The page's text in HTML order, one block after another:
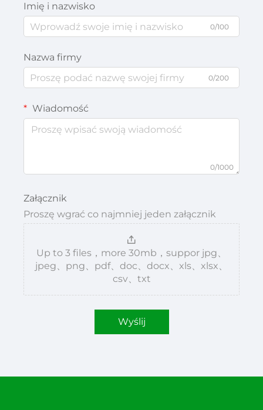
Imię i nazwisko
0/100
Nazwa firmy
0/200
Wiadomość
0/1000
Załącznik
Proszę wgrać co najmniej jeden załącznik
Up to 3 files，more 30mb，suppor jpg、
jpeg、png、pdf、doc、docx、xls、xlsx、
csv、txt
Wyślij